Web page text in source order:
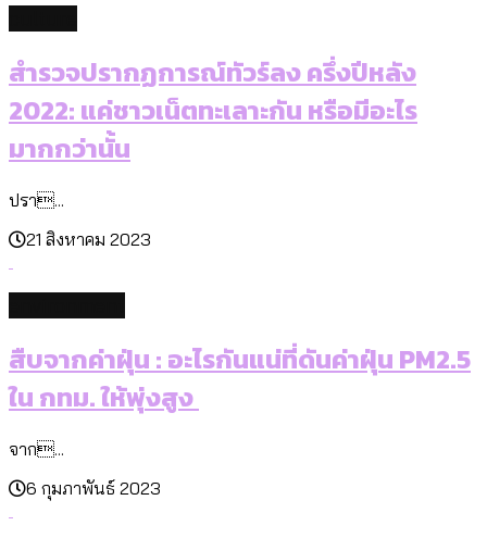
สำรวจปรากฏการณ์ทัวร์ลง ครึ่งปีหลัง
2022: แค่ชาวเน็ตทะเลาะกัน หรือมีอะไร
มากกว่านั้น
ปรา...
21 สิงหาคม 2023
สืบจากค่าฝุ่น : อะไรกันแน่ที่ดันค่าฝุ่น PM2.5
ใน กทม. ให้พุ่งสูง
จาก...
6 กุมภาพันธ์ 2023